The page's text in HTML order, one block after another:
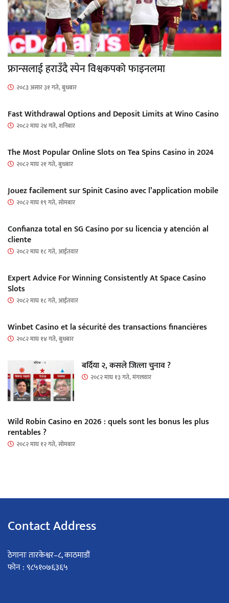
फ्रान्सलाई हराउँदै स्पेन विश्वकपको फाइनलमा
२०८३ असार ३१ गते, बुधबार
Fast Withdrawal Options and Deposit Limits at Wino Casino
२०८२ माघ २४ गते, शनिबार
The Most Popular Online Slots on Tea Spins Casino in 2024
२०८२ माघ २१ गते, बुधबार
Jouez facilement sur Spinit Casino avec l’application mobile
२०८२ माघ १९ गते, सोमबार
Confianza total en SG Casino por su licencia y atención al
cliente
२०८२ माघ १८ गते, आईतवार
Expert Advice For Winning Consistently At Space Casino
Slots
२०८२ माघ १८ गते, आईतवार
Winbet Casino et la sécurité des transactions financières
२०८२ माघ १४ गते, बुधबार
बर्दिया २, कसले जित्ला चुनाव ?
२०८२ माघ १३ गते, मंगलवार
Wild Robin Casino en 2026 : quels sont les bonus les plus
rentables ?
२०८२ माघ १२ गते, सोमबार
Contact Address
ठेगानाः तारकेश्वर–८, काठमाडौं
फोन : ९८५१०७६३६५